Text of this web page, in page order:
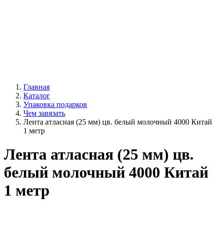
Главная
Каталог
Упаковка подарков
Чем завязать
Лента атласная (25 мм) цв. белый молочный 4000 Китай
1 метр
Лента атласная (25 мм) цв.
белый молочный 4000 Китай
1 метр